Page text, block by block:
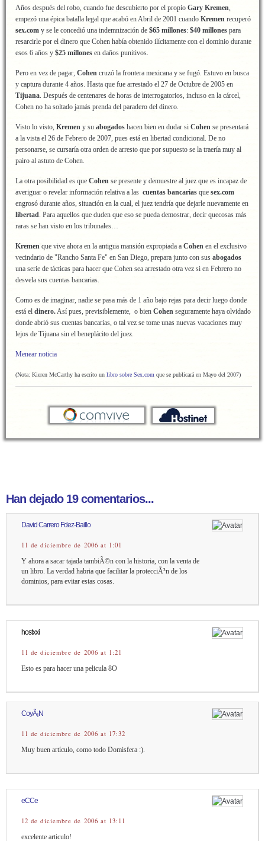
Años después del robo, cuando fue descubierto por el propio Gary Kremen,
empezó una épica batalla legal que acabó en Abril de 2001 cuando Kremen recuperó
sex.com y se le concedió una indemnización de $65 millones: $40 millones para
resarcirle por el dinero que Cohen había obtenido ilícitamente con el dominio durante
esos 6 años y $25 millones en daños punitivos.
Pero en vez de pagar, Cohen cruzó la frontera mexicana y se fugó. Estuvo en busca
y captura durante 4 años. Hasta que fue arrestado el 27 de Octubre de 2005 en
Tijuana. Después de centenares de horas de interrogatorios, incluso en la cárcel,
Cohen no ha soltado jamás prenda del paradero del dinero.
Visto lo visto, Kremen y su abogados hacen bien en dudar si Cohen se presentará
a la vista el 26 de Febrero de 2007, pues está en libertad condicional. De no
personarse, se cursaría otra orden de arresto que por supuesto se la traería muy al
pairo al astuto de Cohen.
La otra posibilidad es que Cohen se presente y demuestre al juez que es incapaz de
averiguar o revelar información relativa a las cuentas bancarias que sex.com
engrosó durante años, situación en la cual, el juez tendría que dejarle nuevamente en
libertad. Para aquellos que duden que eso se pueda demostrar, decir quecosas más
raras se han visto en los tribunales…
Kremen que vive ahora en la antigua mansión expropiada a Cohen en el exclusivo
vecindario de "Rancho Santa Fe" en San Diego, prepara junto con sus abogados
una serie de tácticas para hacer que Cohen sea arrestado otra vez si en Febrero no
desvela sus cuentas bancarias.
Como es de imaginar, nadie se pasa más de 1 año bajo rejas para decir luego donde
está el dinero.Así pues, previsiblemente, o bien Cohen seguramente haya olvidado
donde abrió sus cuentas bancarias, o tal vez se tome unas nuevas vacaciones muy
lejos de Tijuana sin el beneplácito del juez.
Menear noticia
(Nota: Kieren McCarthy ha escrito un libro sobre Sex.com que se publicará en Mayo del 2007)
Han dejado 19 comentarios...
David Carrero Fdez-Baillo
11 de diciembre de 2006 at 1:01
Y ahora a sacar tajada tambiÃ©n con la historia, con la venta de
un libro. La verdad habria que facilitar la protecciÃ³n de los
dominios, para evitar estas cosas.
hostxxi
11 de diciembre de 2006 at 1:21
Esto es para hacer una pelicula 8O
CoyÃ¡N
11 de diciembre de 2006 at 17:32
Muy buen artículo, como todo Domisfera :).
eCCe
12 de diciembre de 2006 at 13:11
excelente articulo!